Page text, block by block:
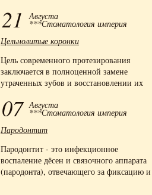
доминантным материалом,
гарантирующим прочность протезных
конструкций.
21 Августа
***Стоматология империя
Цельнолитые коронки
Цель современного протезирования
заключается в полноценной замене
утраченных зубов и восстановлении их
07 Августа
***Стоматология империя
Пародонтит
Пародонтит - это инфекционное
воспаление дёсен и связочного аппарата
(пародонта), отвечающего за фиксацию и